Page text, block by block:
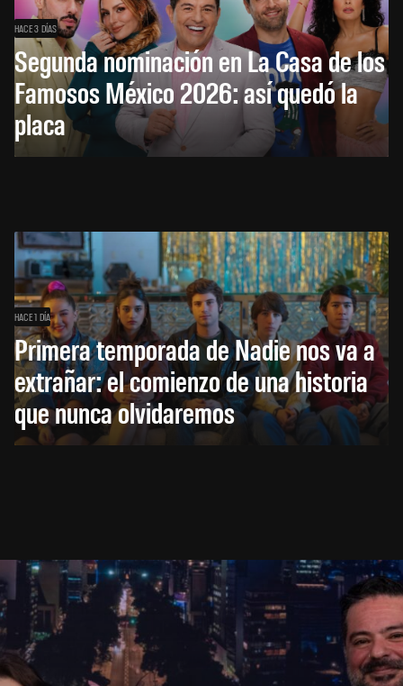
HACE 3 DÍAS
Segunda nominación en La Casa de los
Famosos México 2026: así quedó la
placa
HACE 1 DÍA
Primera temporada de Nadie nos va a
extrañar: el comienzo de una historia
que nunca olvidaremos